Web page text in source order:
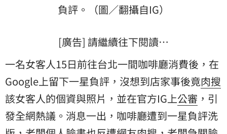
負評。（圖／翻攝自IG）
[廣告] 請繼續往下閱讀…
一名女客人15日前往台北一間咖啡廳消費後，在
Google上留下一星負評，沒想到店家事後竟肉搜
該女客人的個資與照片，並在官方IG上公審 ，引
發全網熱議。消息一出，咖啡廳遭到一星負評洗